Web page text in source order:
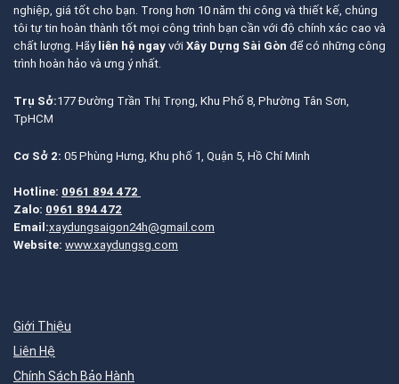
nghiệp, giá tốt cho bạn. Trong hơn 10 năm thi công và thiết kế, chúng
tôi tự tin hoàn thành tốt mọi công trình bạn cần với độ chính xác cao và
chất lượng. Hãy liên hệ ngay với Xây Dựng Sài Gòn để có những công
trình hoàn hảo và ưng ý nhất.
Trụ Sở:177 Đường Trần Thị Trọng, Khu Phố 8, Phường Tân Sơn,
TpHCM
Cơ Sở 2: 05 Phùng Hưng, Khu phố 1, Quận 5, Hồ Chí Minh
Hotline: 0961 894 472
Zalo: 0961 894 472
Email:xaydungsaigon24h@gmail.com
Website: www.xaydungsg.com
Giới Thiệu
Liên Hệ
Chính Sách Bảo Hành